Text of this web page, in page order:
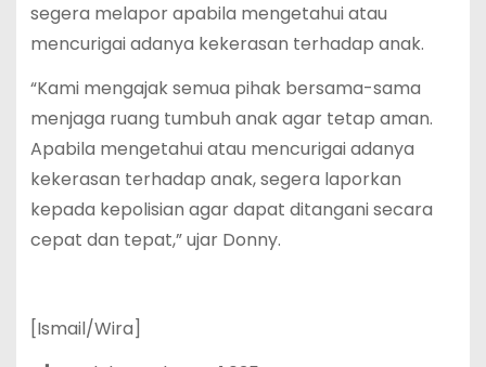
segera melapor apabila mengetahui atau
mencurigai adanya kekerasan terhadap anak.
“Kami mengajak semua pihak bersama-sama
menjaga ruang tumbuh anak agar tetap aman.
Apabila mengetahui atau mencurigai adanya
kekerasan terhadap anak, segera laporkan
kepada kepolisian agar dapat ditangani secara
cepat dan tepat,” ujar Donny.
[Ismail/Wira]